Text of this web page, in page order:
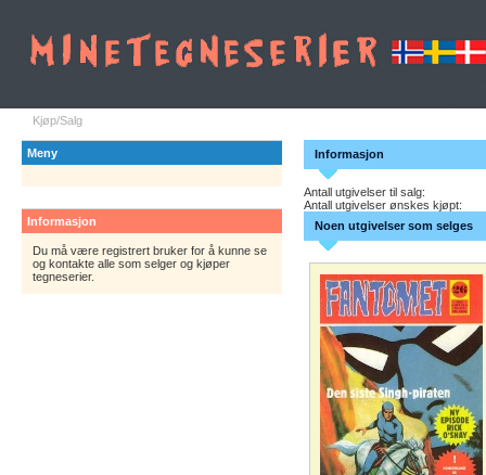
Kjøp/Salg
Meny
Informasjon
Du må være registrert bruker for å kunne se
og kontakte alle som selger og kjøper
tegneserier.
Informasjon
Antall utgivelser til salg:
Antall utgivelser ønskes kjøpt:
Noen utgivelser som selges